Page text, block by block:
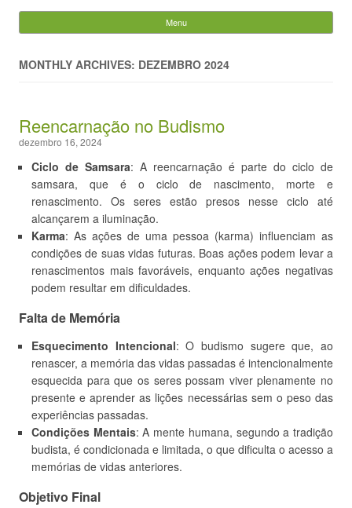
Evandro Legramonte
por:
Menu
MONTHLY ARCHIVES: DEZEMBRO 2024
Reencarnação no Budismo
dezembro 16, 2024
Ciclo de Samsara: A reencarnação é parte do ciclo de
samsara, que é o ciclo de nascimento, morte e
renascimento. Os seres estão presos nesse ciclo até
alcançarem a iluminação.
Karma: As ações de uma pessoa (karma) influenciam as
condições de suas vidas futuras. Boas ações podem levar a
renascimentos mais favoráveis, enquanto ações negativas
podem resultar em dificuldades.
Falta de Memória
Esquecimento Intencional: O budismo sugere que, ao
renascer, a memória das vidas passadas é intencionalmente
esquecida para que os seres possam viver plenamente no
presente e aprender as lições necessárias sem o peso das
experiências passadas.
Condições Mentais: A mente humana, segundo a tradição
budista, é condicionada e limitada, o que dificulta o acesso a
memórias de vidas anteriores.
Objetivo Final